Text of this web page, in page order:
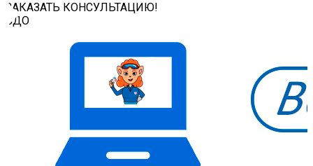
ЗАКАЗАТЬ КОНСУЛЬТАЦИЮ!
СДО